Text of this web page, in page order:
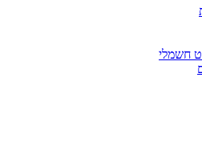
חשמלי